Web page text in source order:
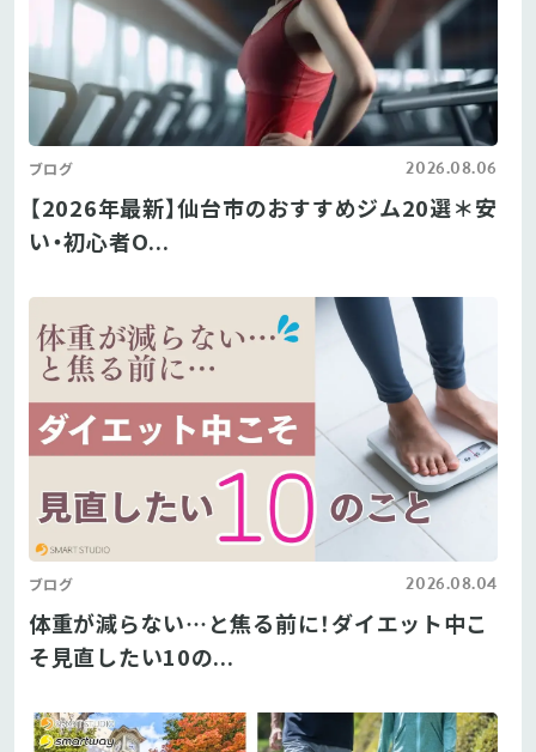
ブログ 2026.08.06
【2026年最新】仙台市のおすすめジム20選＊安
い・初心者O...
ブログ 2026.08.04
体重が減らない…と焦る前に！ダイエット中こ
そ見直したい10の...